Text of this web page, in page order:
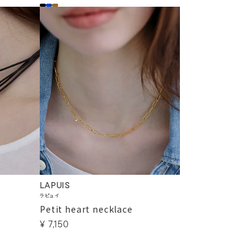
LAPUIS
ラピュイ
Petit heart necklace
¥ 7,150